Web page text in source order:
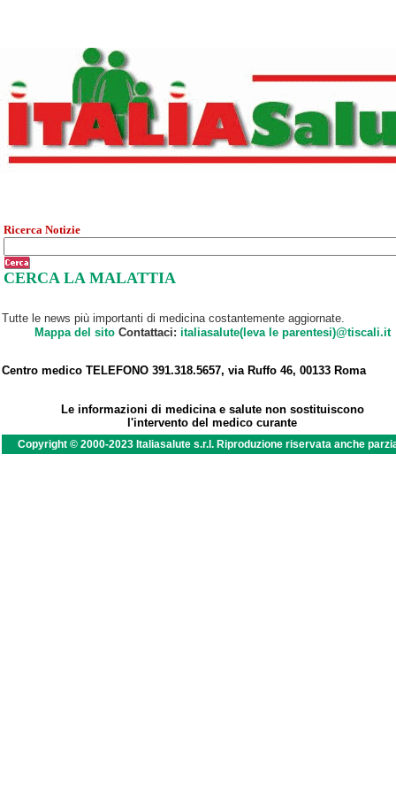
Ricerca Notizie
CERCA LA MALATTIA
Tutte le news più importanti di medicina costantemente aggiornate.
Mappa del sitoContattaci: italiasalute(leva le parentesi)@tiscali.it
Centro medico TELEFONO 391.318.5657, via Ruffo 46, 00133 Roma
Le informazioni di medicina e salute non sostituiscono
l'intervento del medico curante
Copyright © 2000-2023 Italiasalute s.r.l. Riproduzione riservata anche